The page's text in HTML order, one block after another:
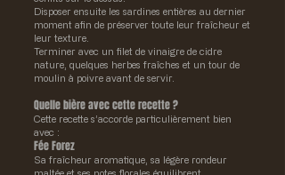
Disposer ensuite les sardines entières au dernier
moment afin de préserver toute leur fraîcheur et
leur texture.
Terminer avec un filet de vinaigre de cidre
nature, quelques herbes fraîches et un tour de
moulin à poivre avant de servir.
Quelle bière avec cette recette ?
Cette recette s’accorde particulièrement bien
avec :
Fée Forez
Sa fraîcheur aromatique, sa légère rondeur